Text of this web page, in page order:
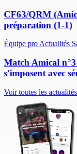
CF63/QRM
préparation (1-1)
Équipe proActualités
Match Amical
s'imposent avec
Voir toutes les actualités